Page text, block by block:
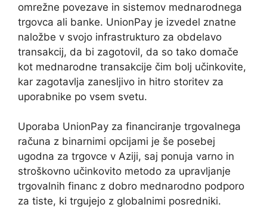
omrežne povezave in sistemov mednarodnega
trgovca ali banke. UnionPay je izvedel znatne
naložbe v svojo infrastrukturo za obdelavo
transakcij, da bi zagotovil, da so tako domače
kot mednarodne transakcije čim bolj učinkovite,
kar zagotavlja zanesljivo in hitro storitev za
uporabnike po vsem svetu.
Uporaba UnionPay za financiranje trgovalnega
računa z binarnimi opcijami je še posebej
ugodna za trgovce v Aziji, saj ponuja varno in
stroškovno učinkovito metodo za upravljanje
trgovalnih financ z dobro mednarodno podporo
za tiste, ki trgujejo z globalnimi posredniki.